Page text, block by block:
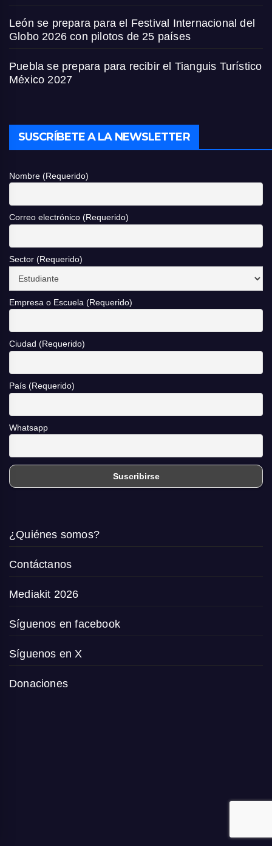
León se prepara para el Festival Internacional del
Globo 2026 con pilotos de 25 países
Puebla se prepara para recibir el Tianguis Turístico
México 2027
SUSCRÍBETE A LA NEWSLETTER
Nombre (Requerido)
Correo electrónico (Requerido)
Sector (Requerido)
Empresa o Escuela (Requerido)
Ciudad (Requerido)
País (Requerido)
Whatsapp
¿Quiénes somos?
Contáctanos
Mediakit 2026
Síguenos en facebook
Síguenos en X
Donaciones